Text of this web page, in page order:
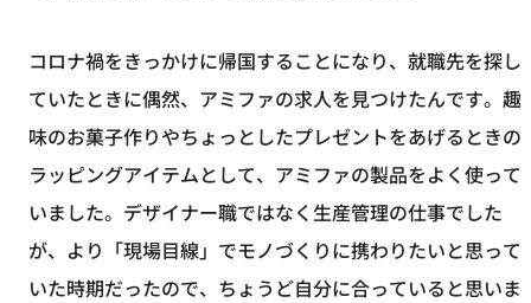
コロナ禍をきっかけに帰国することになり、就職先を探し
ていたときに偶然、アミファの求人を見つけたんです。趣
味のお菓子作りやちょっとしたプレゼントをあげるときの
ラッピングアイテムとして、アミファの製品をよく使って
いました。デザイナー職ではなく生産管理の仕事でした
が、より「現場目線」でモノづくりに携わりたいと思って
いた時期だったので、ちょうど自分に合っていると思いま